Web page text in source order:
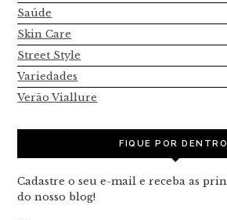
Saúde
Skin Care
Street Style
Variedades
Verão Viallure
FIQUE POR
Cadastre o seu e-mail e receba as
do nosso blog!